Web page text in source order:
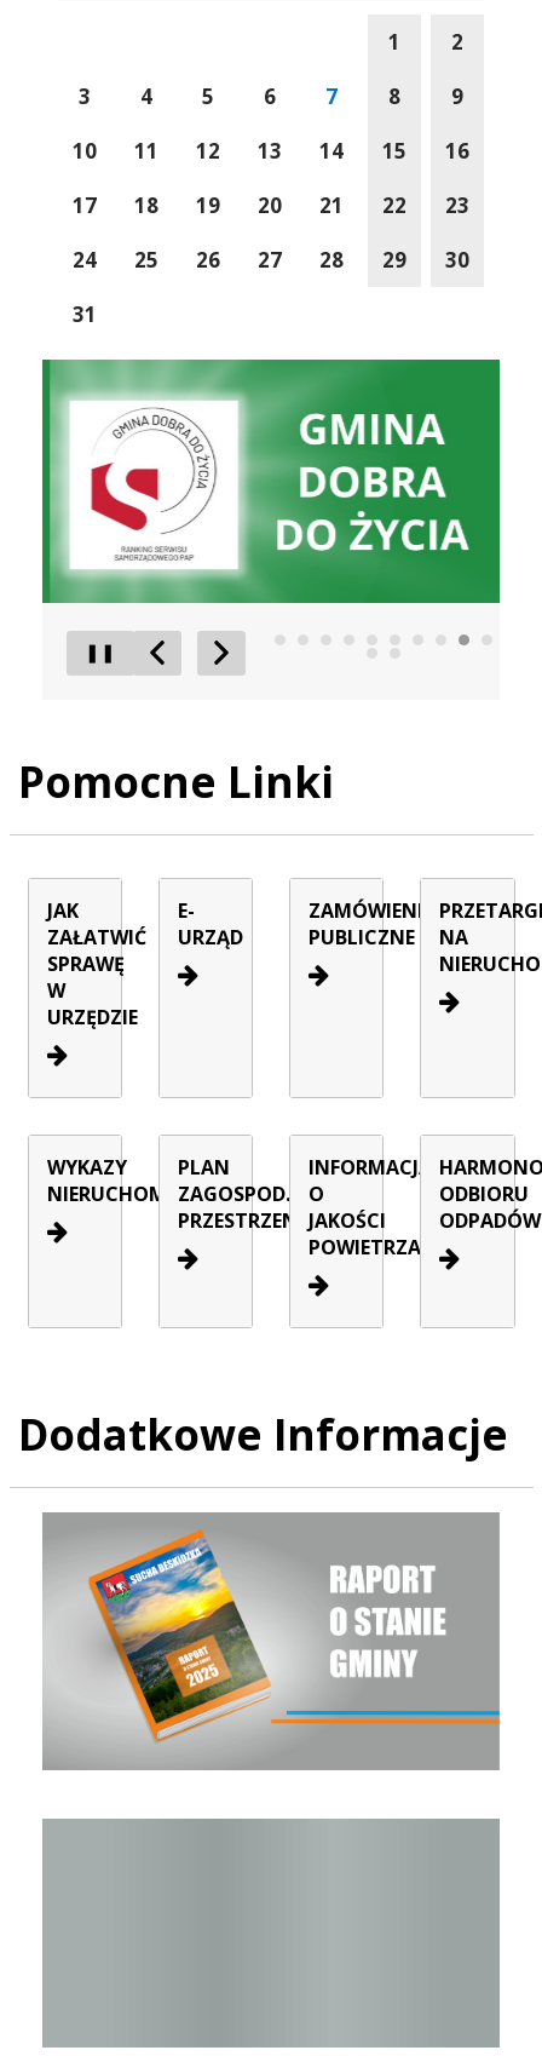
1
2
3
4 5 6 7 8
9
10
11 12 13 14 15
16
17
18 19 20 21 22
23
24
25 26 27 28 29
30
31
❚❚
Poprzedni Element
Następny Element
Pomocne Linki
JAK
ZAŁATWIĆ
SPRAWĘ
W
URZĘDZIE
E-
URZĄD
ZAMÓWIENIA
PUBLICZNE
NA
WYKAZY
NIERUCHOMOŚCI
PLAN
ZAGOSPOD.
PRZESTRZENNEGO
INFORMACJA
O
JAKOŚCI
POWIETRZA
ODBIORU
ODPADÓW
Dodatkowe Informacje